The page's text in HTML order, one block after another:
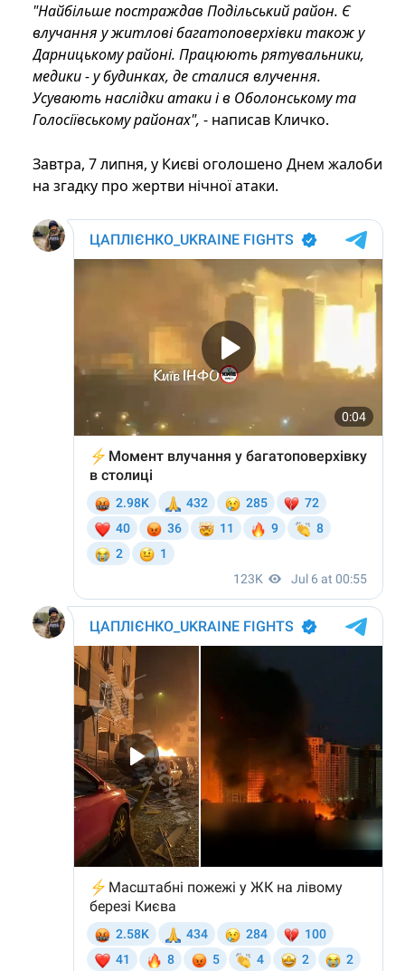
"Найбільше постраждав Подільський район. Є
влучання у житлові багатоповерхівки також у
Дарницькому районі. Працюють рятувальники,
медики - у будинках, де сталися влучення.
Усувають наслідки атаки і в Оболонському та
Голосіївському районах", - написав Кличко.
Завтра, 7 липня, у Києві оголошено Днем жалоби
на згадку про жертви нічної атаки.